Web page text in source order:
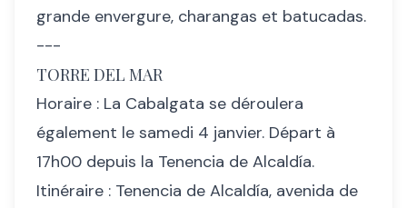
grande envergure, charangas et batucadas.
---
TORRE DEL MAR
Horaire : La Cabalgata se déroulera
également le samedi 4 janvier. Départ à
17h00 depuis la Tenencia de Alcaldía.
Itinéraire : Tenencia de Alcaldía, avenida de